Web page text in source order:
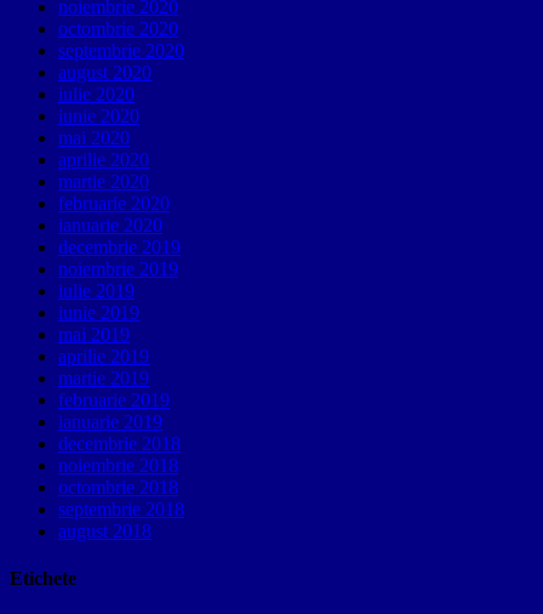
noiembrie 2020
octombrie 2020
septembrie 2020
august 2020
iulie 2020
iunie 2020
mai 2020
aprilie 2020
martie 2020
februarie 2020
ianuarie 2020
decembrie 2019
noiembrie 2019
iulie 2019
iunie 2019
mai 2019
aprilie 2019
martie 2019
februarie 2019
ianuarie 2019
decembrie 2018
noiembrie 2018
octombrie 2018
septembrie 2018
august 2018
Etichete